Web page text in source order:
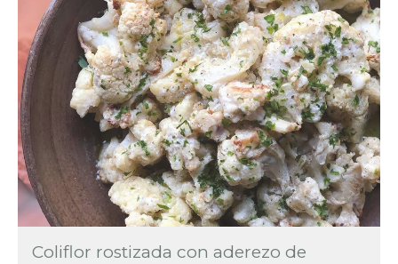
Coliflor rostizada con aderezo de